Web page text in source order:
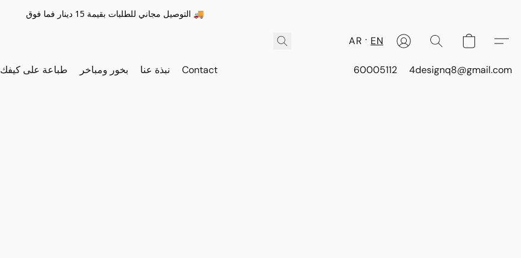
التوصيل مجاني للطلبات بقيمة 15 دينار فما فوق 🚚
AR EN
طباعة على كيفك بخور ومباخر نبذة عنا Contact 60005112 4designq8@gmail.com